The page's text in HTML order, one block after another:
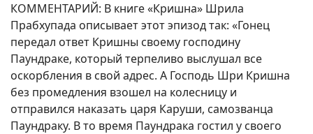
КОММЕНТАРИЙ: В книге «Кришна» Шрила
Прабхупада описывает этот эпизод так: «Гонец
передал ответ Кришны своему господину
Паундраке, который терпеливо выслушал все
оскорбления в свой адрес. А Господь Шри Кришна
без промедления взошел на колесницу и
отправился наказать царя Каруши, самозванца
Паундраку. В то время Паундрака гостил у своего